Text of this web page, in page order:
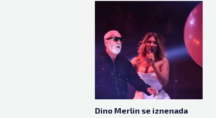
Dino Merlin se iznenada